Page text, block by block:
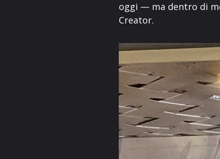
oggi — ma dentro di
Creator.